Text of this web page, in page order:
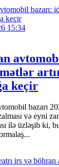
15:34
keçir
bazarı
və eyni
ilə üzləşib ki,